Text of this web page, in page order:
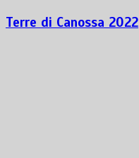
Terre di Canossa 2022